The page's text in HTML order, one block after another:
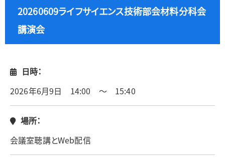
20260609ライフサイエンス技術部会材料分科会
講演会
日時：
2026年6月9日 14:00 ～ 15:40
場所：
会議室聴講とWeb配信